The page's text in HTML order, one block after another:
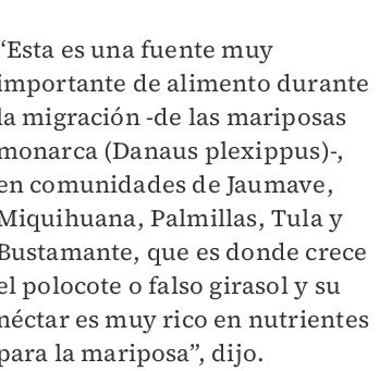
es una fuente muy
de alimento durante
migración -de las mariposas
(Danaus plexippus)-,
comunidades de Jaumave,
Palmillas, Tula y
que es donde crece
polocote o falso girasol y su
es muy rico en nutrientes
la mariposa”, dijo.